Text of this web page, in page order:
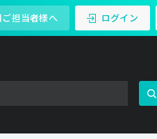
ご担当者様へ ログイン